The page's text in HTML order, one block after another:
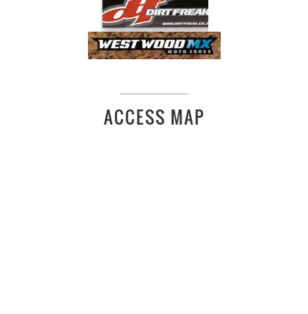
ACCESS MAP